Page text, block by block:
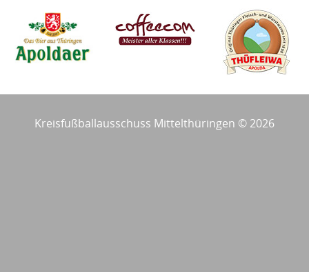
Kreisfußballausschuss Mittelthüringen © 2026